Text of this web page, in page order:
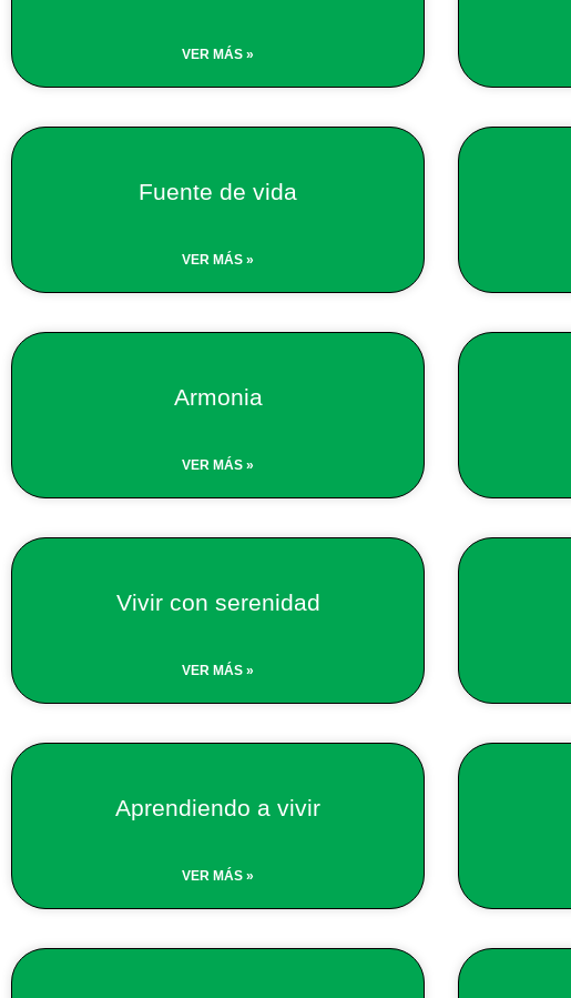
VER MÁS »
Fuente de vida
VER MÁS »
Armonia
VER MÁS »
Vivir con serenidad
VER MÁS »
Aprendiendo a vivir
VER MÁS »